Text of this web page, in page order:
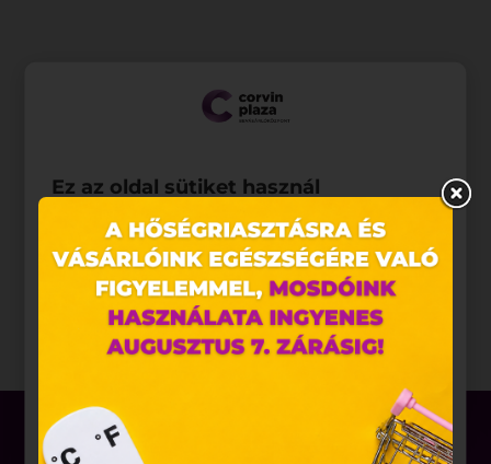
Ez az oldal sütiket használ
Weboldalunkon „cookie"-kat (továbbiakban „süti")
alkalmazunk. Ezek olyan fájlok, melyek információt
tárolnak webes böngészőjében. Ehhez az Ön
hozzájárulása szükséges.
A „sütiket" az elektronikus hírközlésről szóló 2003.
összefüggő szolgáltatások egyes kérdéseiről szóló
2001. évi CVIII. törvény, valamint az Európai Unió
előírásainak megfelelően használjuk. Azon